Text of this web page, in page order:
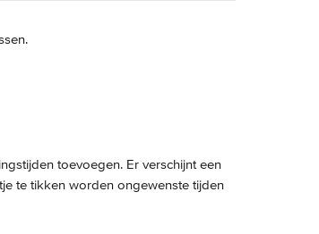
toevoegen. Er verschijnt een
te tikken worden ongewenste tijden